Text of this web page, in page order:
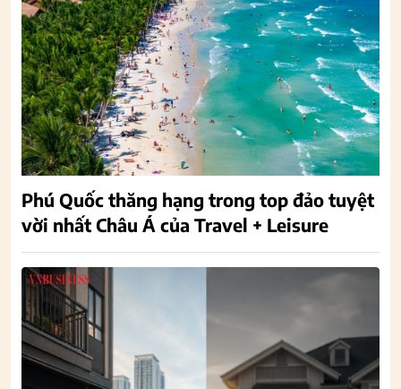
Phú Quốc thăng hạng trong top đảo tuyệt
vời nhất Châu Á của Travel + Leisure